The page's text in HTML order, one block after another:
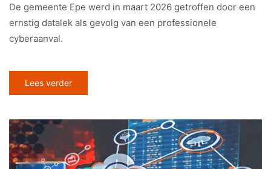
De gemeente Epe werd in maart 2026 getroffen door een
ernstig datalek als gevolg van een professionele
cyberaanval.
Lees verder